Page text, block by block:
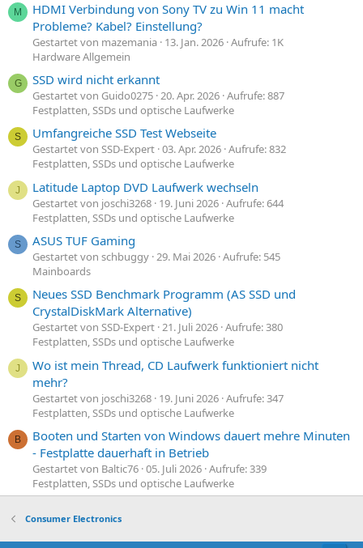
M
HDMI Verbindung von Sony TV zu Win 11 macht
Probleme? Kabel? Einstellung?
Gestartet von mazemania 13. Jan. 2026 Aufrufe: 1K
Hardware Allgemein
G SSD wird nicht erkannt
Gestartet von Guido0275 20. Apr. 2026 Aufrufe: 887
Festplatten, SSDs und optische Laufwerke
S Umfangreiche SSD Test Webseite
Gestartet von SSD-Expert 03. Apr. 2026 Aufrufe: 832
Festplatten, SSDs und optische Laufwerke
J Latitude Laptop DVD Laufwerk wechseln
Gestartet von joschi3268 19. Juni 2026 Aufrufe: 644
Festplatten, SSDs und optische Laufwerke
S ASUS TUF Gaming
Gestartet von schbuggy 29. Mai 2026 Aufrufe: 545
Mainboards
S
Neues SSD Benchmark Programm (AS SSD und
CrystalDiskMark Alternative)
Gestartet von SSD-Expert 21. Juli 2026 Aufrufe: 380
Festplatten, SSDs und optische Laufwerke
J
Wo ist mein Thread, CD Laufwerk funktioniert nicht
mehr?
Gestartet von joschi3268 19. Juni 2026 Aufrufe: 347
Festplatten, SSDs und optische Laufwerke
B
Booten und Starten von Windows dauert mehre Minuten
- Festplatte dauerhaft in Betrieb
Gestartet von Baltic76 05. Juli 2026 Aufrufe: 339
Festplatten, SSDs und optische Laufwerke
Consumer Electronics